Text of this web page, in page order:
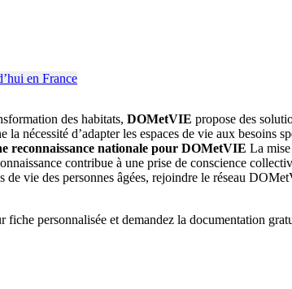
des habitats, DOMetVIE propose des
nécessité d’adapter les espaces de vie aux besoins
reconnaissance nationale pour DOMetVIE La
contribue à une prise de conscience
vie des personnes âgées, rejoindre le réseau
fiche personnalisée et demandez la documentation